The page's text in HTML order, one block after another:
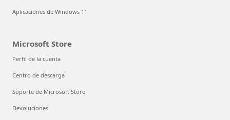
Aplicaciones de Windows 11
Microsoft Store
Perfil de la cuenta
Centro de descarga
Soporte de Microsoft Store
Devoluciones